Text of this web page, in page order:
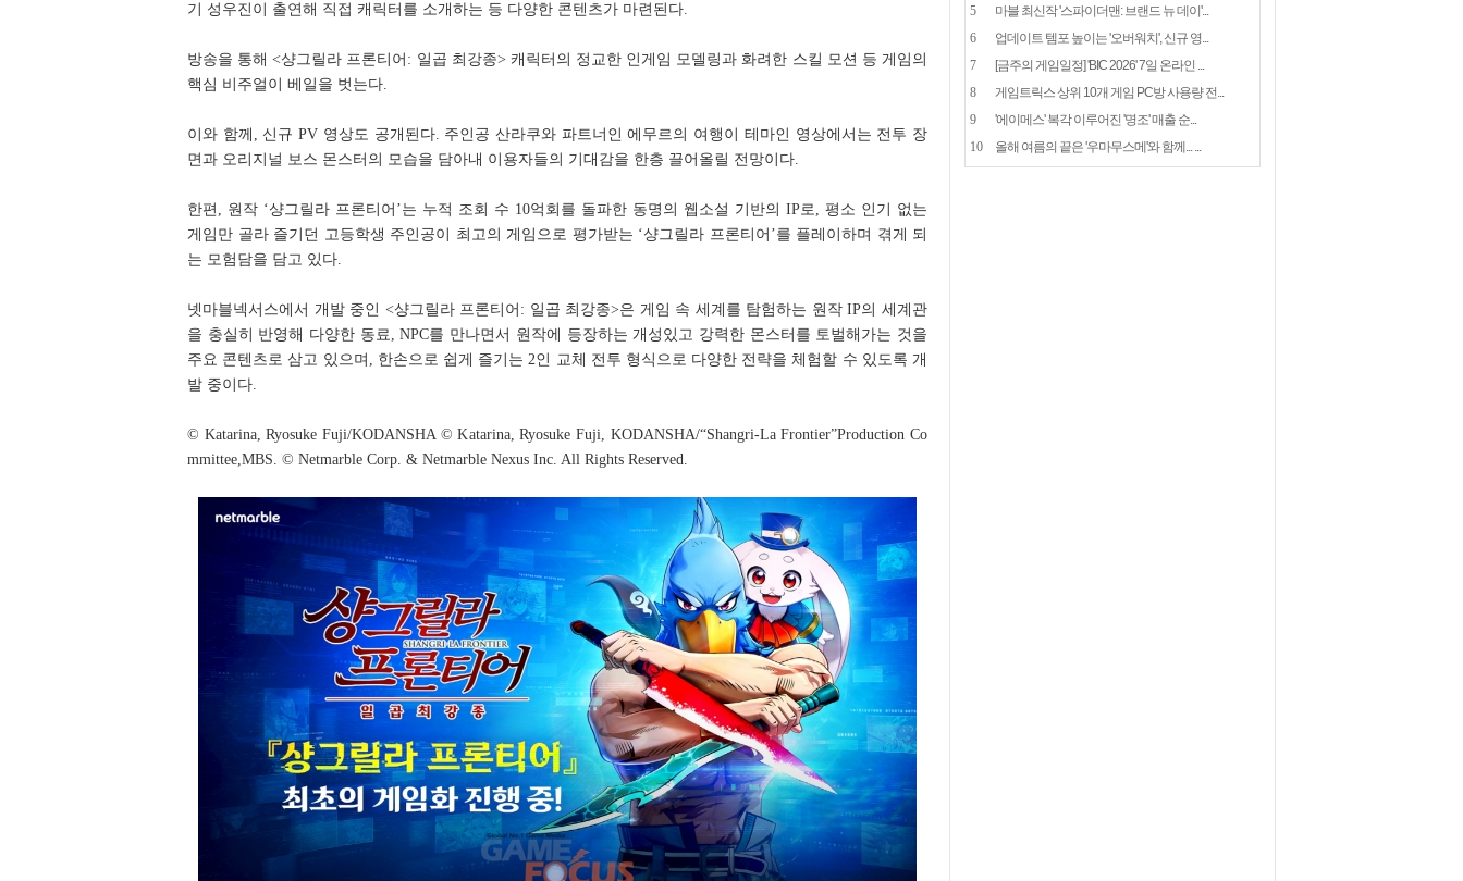
기 성우진이 출연해 직접 캐릭터를 소개하는 등 다양한 콘텐츠가 마련된다.
방송을 통해 <샹그릴라 프론티어: 일곱 최강종> 캐릭터의 정교한 인게임 모델링과 화려한 스킬 모션 등 게임의
핵심 비주얼이 베일을 벗는다.
이와 함께, 신규 PV 영상도 공개된다. 주인공 산라쿠와 파트너인 에무르의 여행이 테마인 영상에서는 전투 장
면과 오리지널 보스 몬스터의 모습을 담아내 이용자들의 기대감을 한층 끌어올릴 전망이다.
한편, 원작 ‘샹그릴라 프론티어’는 누적 조회 수 10억회를 돌파한 동명의 웹소설 기반의 IP로, 평소 인기 없는
게임만 골라 즐기던 고등학생 주인공이 최고의 게임으로 평가받는 ‘샹그릴라 프론티어’를 플레이하며 겪게 되
는 모험담을 담고 있다.
넷마블넥서스에서 개발 중인 <샹그릴라 프론티어: 일곱 최강종>은 게임 속 세계를 탐험하는 원작 IP의 세계관
을 충실히 반영해 다양한 동료, NPC를 만나면서 원작에 등장하는 개성있고 강력한 몬스터를 토벌해가는 것을
주요 콘텐츠로 삼고 있으며, 한손으로 쉽게 즐기는 2인 교체 전투 형식으로 다양한 전략을 체험할 수 있도록 개
발 중이다.
© Katarina, Ryosuke Fuji/KODANSHA © Katarina, Ryosuke Fuji, KODANSHA/“Shangri-La Frontier”Production Co
mmittee,MBS. © Netmarble Corp. & Netmarble Nexus Inc. All Rights Reserved.
5
마블 최신작 '스파이더맨: 브랜드 뉴 데이'...
6
업데이트 템포 높이는 '오버워치', 신규 영...
7
[금주의 게임일정] 'BIC 2026' 7일 온라인 ...
8
게임트릭스 상위 10개 게임 PC방 사용량 전...
9
'에이메스' 복각 이루어진 '명조' 매출 순...
10
올해 여름의 끝은 '우마무스메'와 함께... ...